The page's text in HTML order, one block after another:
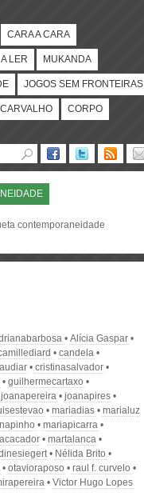
CARA A CARA
A LER MUKANDA
JOGOS SEM FRONTEIRAS
CORPO
contemporaneidade
Alícia Gaspar
candela
cristinasalvador
guilhermecartaxo
joanapereira
joanapires
mariadias
marialuz
mariapicarra
martalanca
Nélida Brito
otavioraposo
raul f. curvelo
Victor Hugo Lopes